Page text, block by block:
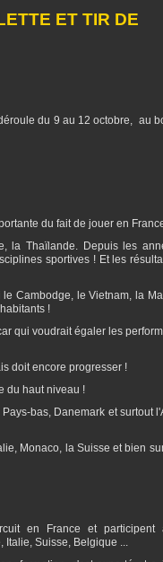
ET TIR DE
du 9 au 12 octobre, au
du fait de jouer en
la Thaïlande. Depuis les
sportives ! Et les
Cambodge, le Vietnam, la
!
qui voudrait égaler les
doit encore progresser !
du haut niveau !
bas, Danemark et surtout
Monaco, la Suisse et bien
en France et participent
Suisse, Belgique ...